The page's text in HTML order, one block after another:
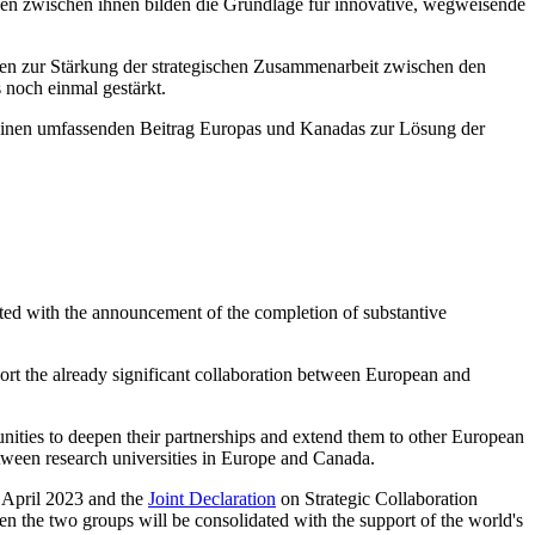
zwischen ihnen bilden die Grundlage für innovative, wegweisende
zur Stärkung der strategischen Zusammenarbeit zwischen den
einmal gestärkt.
umfassenden Beitrag Europas und Kanadas zur Lösung der
with the announcement of the completion of substantive
the already significant collaboration between European and
to deepen their partnerships and extend them to other European
research universities in Europe and Canada.
2023 and the Joint Declaration on Strategic Collaboration
the two groups will be consolidated with the support of the world's